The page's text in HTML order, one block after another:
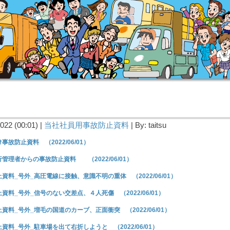
(00:01) | 当社社員用事故防止資料 | By: taitsu
故防止資料 （2022/06/01）
理者からの事故防止資料 （2022/06/01）
料_号外_高圧電線に接触、意識不明の重体 （2022/06/01）
料_号外_信号のない交差点、４人死傷 （2022/06/01）
料_号外_増毛の国道のカーブ、正面衝突 （2022/06/01）
料_号外_駐車場を出て右折しようと （2022/06/01）